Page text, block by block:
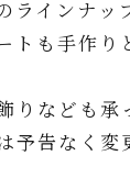
ラインナッ
トも手作り
りなども承
予告なく変